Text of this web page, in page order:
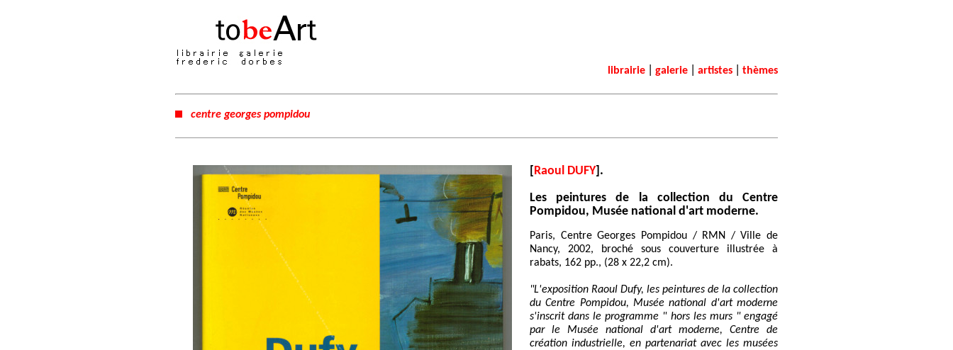
librairie galerie artistes thèmes
centre georges pompidou
[Raoul DUFY].
Les peintures de la collection du Centre
Pompidou, Musée national d'art moderne.
Paris, Centre Georges Pompidou / RMN / Ville de
Nancy, 2002, broché sous couverture illustrée à
rabats, 162 pp., (28 x 22,2 cm).
"L'exposition Raoul Dufy, les peintures de la collection
du Centre Pompidou, Musée national d'art moderne
s'inscrit dans le programme " hors les murs " engagé
par le Musée national d'art moderne, Centre de
création industrielle, en partenariat avec les musées